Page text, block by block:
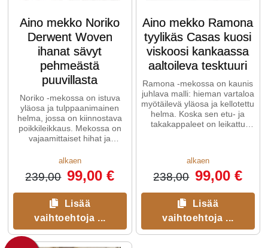
Aino mekko Noriko
Derwent Woven
ihanat sävyt
pehmeästä
puuvillasta
Noriko -mekossa on istuva
yläosa ja tulppaanimainen
helma, jossa on kiinnostava
poikkileikkaus. Mekossa on
vajaamittaiset hihat ja
...
alkaen
239,00 99,00 €
Lisää
vaihtoehtoja ...
Aino mekko Ramona
tyylikäs Casas kuosi
viskoosi kankaassa
aaltoileva tesktuuri
Ramona -mekossa on kaunis
juhlava malli: hieman vartaloa
myötäilevä yläosa ja kellotettu
helma. Koska sen etu- ja
takakappaleet on leikattu
alkaen
238,00 99,00 €
Lisää
vaihtoehtoja ...